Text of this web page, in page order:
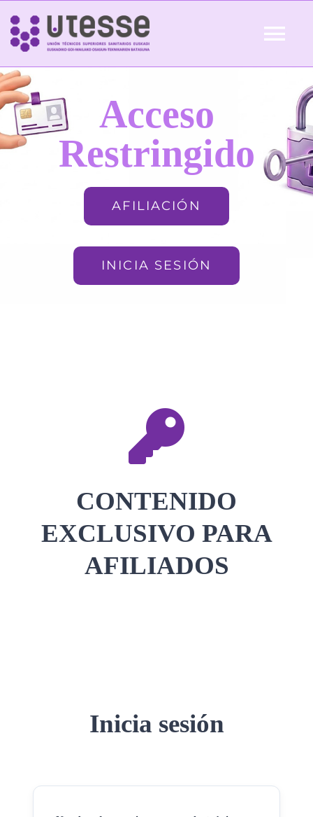
Skip
content
Inicio
QUIÉNES SOMOS Acceso
Restringido
AFILIACIÓN
INICIA SESIÓN
CONTENIDO
EXCLUSIVO PARA
AFILIADOS
Inicia sesión